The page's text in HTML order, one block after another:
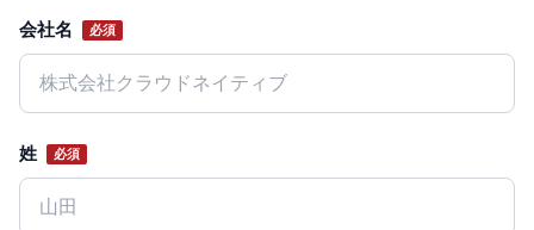
Website
会社名 必須
姓 必須